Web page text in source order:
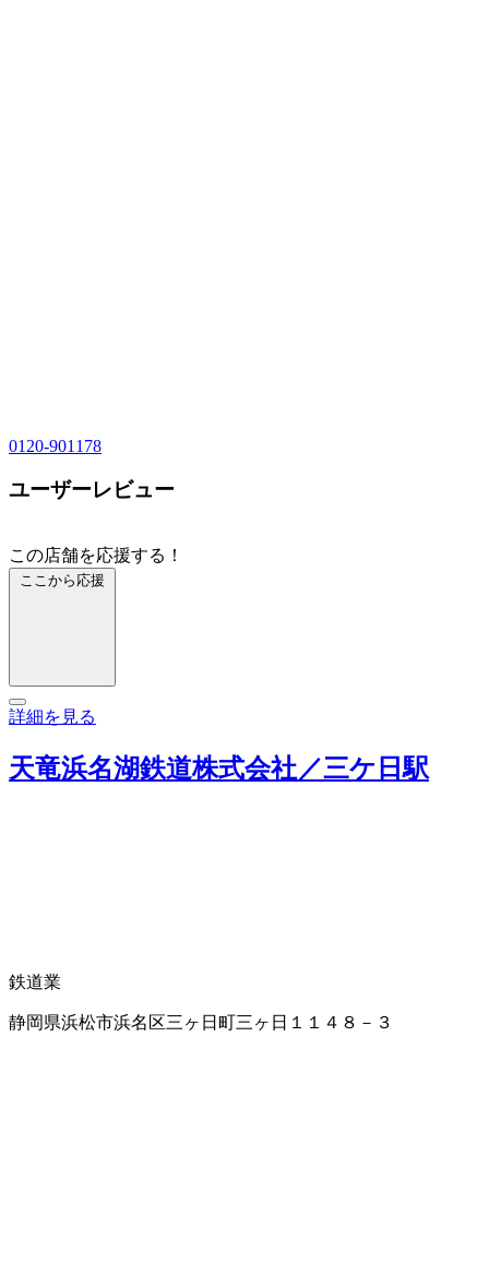
0120-901178
ユーザーレビュー
この店舗を応援する！
ここから応援
詳細を見る
天竜浜名湖鉄道株式会社／三ケ日駅
鉄道業
静岡県浜松市浜名区三ヶ日町三ヶ日１１４８－３